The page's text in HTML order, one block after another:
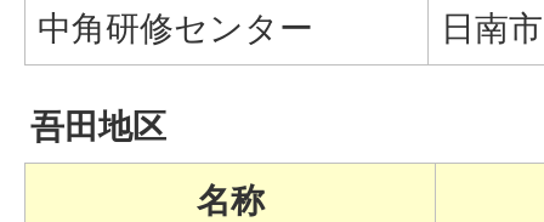
中角研修センター
日南
吾田地区
名称